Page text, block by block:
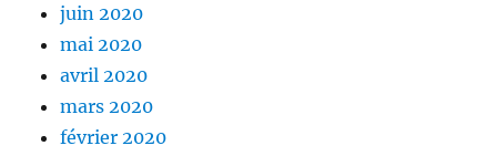
juin 2020
mai 2020
avril 2020
mars 2020
février 2020